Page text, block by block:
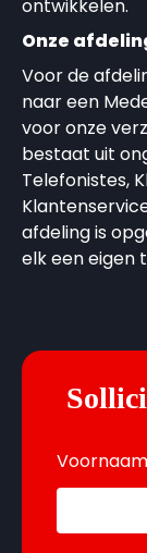
ontwikkelen.
Onze
Voor de
naar een
voor onze
bestaat uit
Telefonistes,
afdeling is
elk een eigen
Voornaam